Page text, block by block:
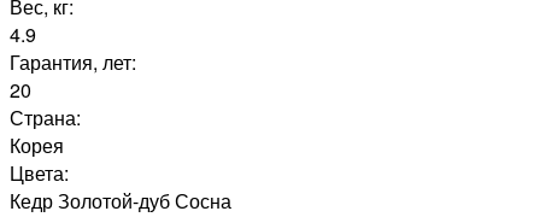
Вес, кг:
4.9
Гарантия, лет:
20
Страна:
Корея
Цвета:
Кедр Золотой-дуб Сосна